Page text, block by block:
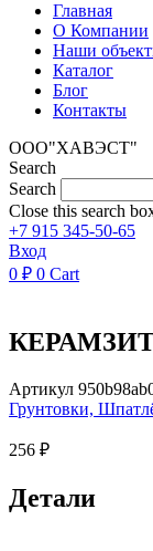
Главная
О Компании
Наши
Каталог
Блог
Контакты
ООО"ХАВЭСТ"
Search
Search
Close this search
+7 915 345-50-65
Вход
0 ₽ 0 Cart
Артикул
Грунтовки,
256 ₽
Детали